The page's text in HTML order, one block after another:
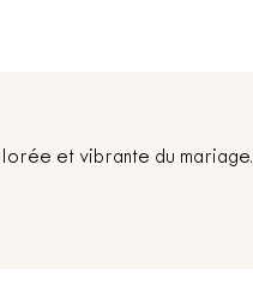
et vibrante du mariage.